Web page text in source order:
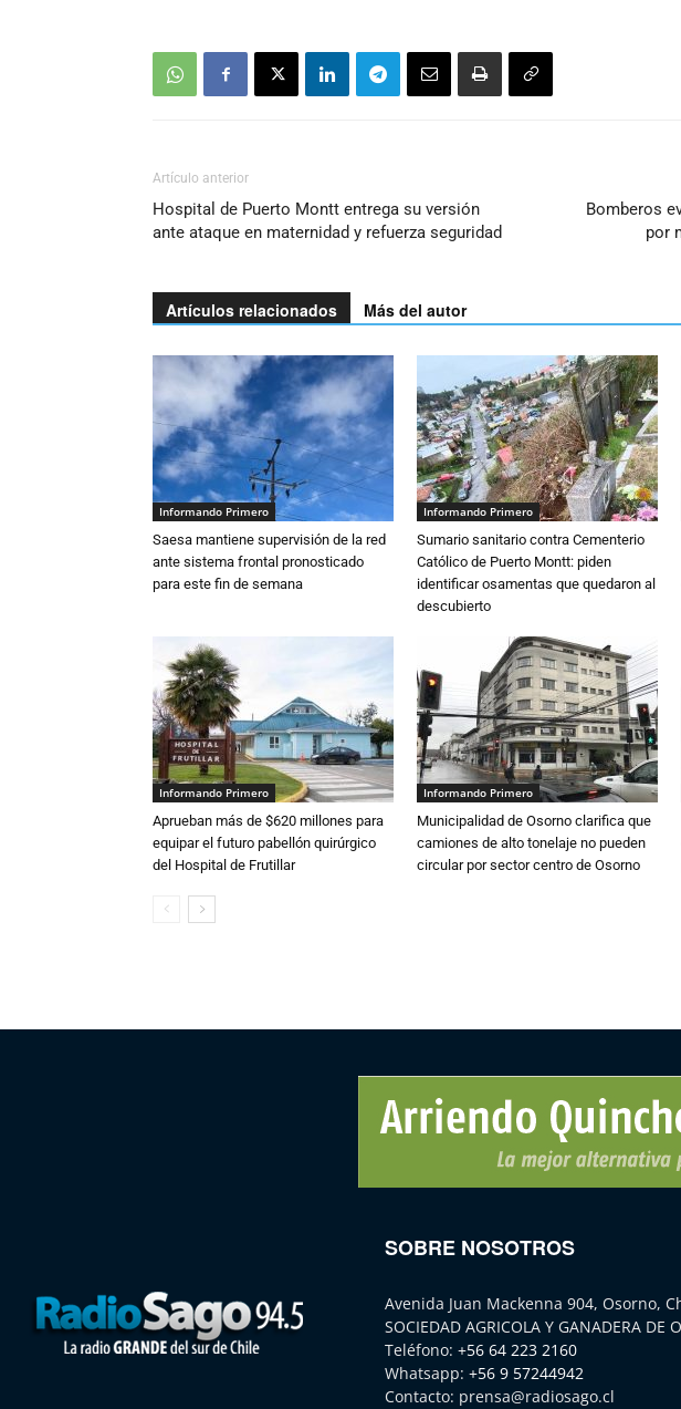
Artículo anterior
Hospital de Puerto Montt entrega su versión
ante ataque en maternidad y refuerza seguridad
Bomberos
por
Artículos relacionados Más del autor
Informando Primero
Saesa mantiene supervisión de la red
ante sistema frontal pronosticado
para este fin de semana
Informando Primero
Sumario sanitario contra Cementerio
Católico de Puerto Montt: piden
identificar osamentas que quedaron al
descubierto
Informando Primero
Aprueban más de $620 millones para
equipar el futuro pabellón quirúrgico
del Hospital de Frutillar
Informando Primero
Municipalidad de Osorno clarifica que
camiones de alto tonelaje no pueden
circular por sector centro de Osorno
SOBRE NOSOTROS
Avenida Juan Mackenna 904, Osorno,
SOCIEDAD AGRICOLA Y GANADERA DE
Teléfono: +56 64 223 2160
Whatsapp: +56 9 57244942
Contacto: prensa@radiosago.cl